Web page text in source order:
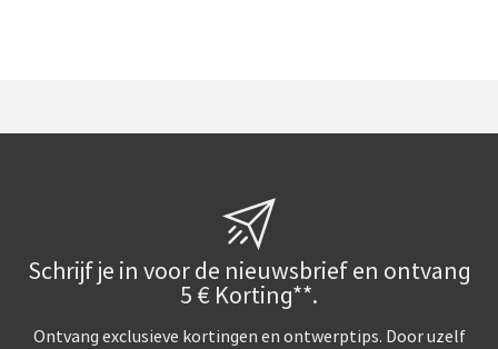
Schrijf je in voor de nieuwsbrief en ontvang
5 € Korting**.
Ontvang exclusieve kortingen en ontwerptips. Door uzelf